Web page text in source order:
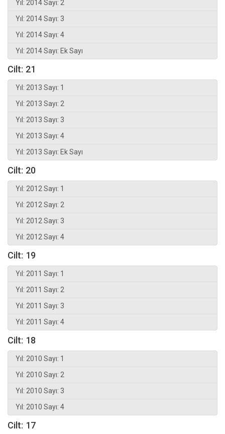
Yıl: 2014 Sayı: 2
Yıl: 2014 Sayı: 3
Yıl: 2014 Sayı: 4
Yıl: 2014 Sayı: Ek Sayı
Cilt: 21
Yıl: 2013 Sayı: 1
Yıl: 2013 Sayı: 2
Yıl: 2013 Sayı: 3
Yıl: 2013 Sayı: 4
Yıl: 2013 Sayı: Ek Sayı
Cilt: 20
Yıl: 2012 Sayı: 1
Yıl: 2012 Sayı: 2
Yıl: 2012 Sayı: 3
Yıl: 2012 Sayı: 4
Cilt: 19
Yıl: 2011 Sayı: 1
Yıl: 2011 Sayı: 2
Yıl: 2011 Sayı: 3
Yıl: 2011 Sayı: 4
Cilt: 18
Yıl: 2010 Sayı: 1
Yıl: 2010 Sayı: 2
Yıl: 2010 Sayı: 3
Yıl: 2010 Sayı: 4
Cilt: 17